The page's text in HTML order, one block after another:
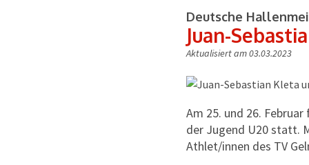
Deutsche
Juan-
Aktualisiert am 03.03.2023
Am 25. und 26.
der Jugend U20 statt.
Athlet/innen des TV